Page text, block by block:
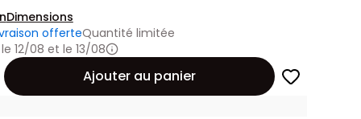
Dimensions
offerteQuantité limitée
12/08 et le 13/08
Ajouter au panier